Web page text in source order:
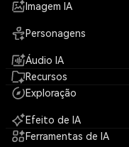
Imagem IA
Personagens
Áudio IA
Recursos
Exploração
Efeito de IA
Ferramentas de IA